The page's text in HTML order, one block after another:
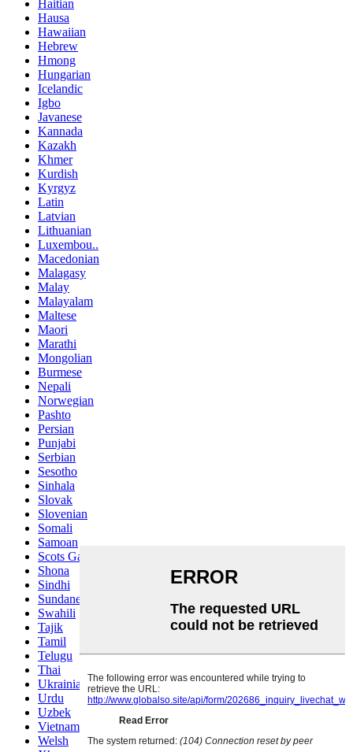
Haitian
Hausa
Hawaiian
Hebrew
Hmong
Hungarian
Icelandic
Igbo
Javanese
Kannada
Kazakh
Khmer
Kurdish
Kyrgyz
Latin
Latvian
Lithuanian
Luxembou..
Macedonian
Malagasy
Malay
Malayalam
Maltese
Maori
Marathi
Mongolian
Burmese
Nepali
Norwegian
Pashto
Persian
Punjabi
Serbian
Sesotho
Sinhala
Slovak
Slovenian
Somali
Samoan
Scots Gaelic
Shona
Sindhi
Sundanese
Swahili
Tajik
Tamil
Telugu
Thai
Ukrainian
Urdu
Uzbek
Vietnamese
Welsh